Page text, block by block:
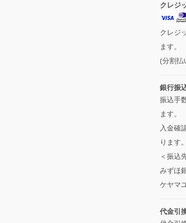
クレジ
クレジ
ます。
(分割払
銀行振
振込手
ます。
入金確
ります。
＜振込
みずほ
ケヤマ
代金引